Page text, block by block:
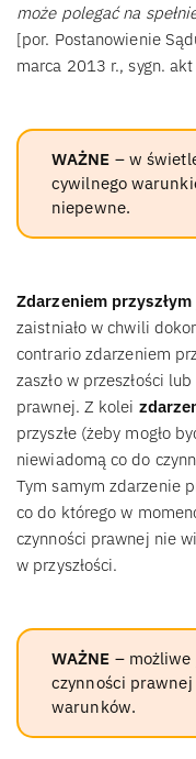
może polegać na
[por. Postanowienie
marca 2013 r., sygn.
WAŻNE – w
cywilnego
niepewne.
Zdarzeniem przyszłym
zaistniało w chwili
contrario zdarzeniem
zaszło w przeszłości
prawnej. Z kolei
przyszłe (żeby mogło
niewiadomą co do
Tym samym zdarzenie
co do którego w
czynności prawnej nie
w przyszłości.
WAŻNE – możliwe
czynności
warunków.